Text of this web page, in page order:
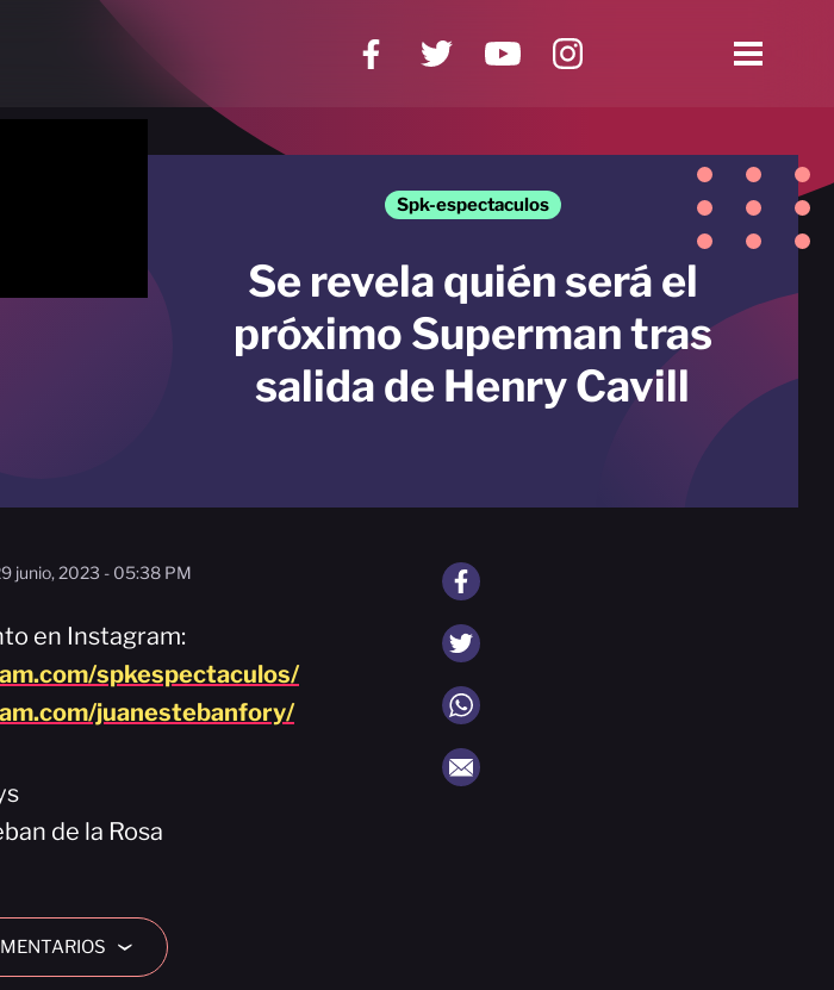
Spk-espectaculos
Se revela quién será el
próximo Superman tras
salida de Henry Cavill
junio, 2023 - 05:38 PM
en Instagram:
spkespectaculos/
juanestebanfory/
de la Rosa
›